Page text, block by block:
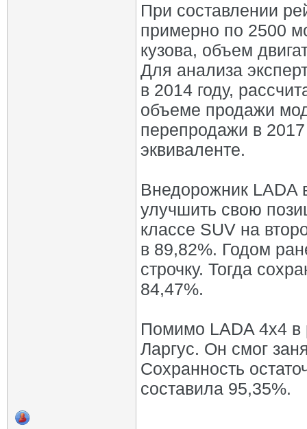
При составлении
примерно по 2500
кузова, объем
Для анализа
в 2014 году,
объеме продажи
перепродажи в
эквиваленте.
Внедорожник LADA
улучшить свою
классе SUV на
в 89,82%. Годом
строчку. Тогда
84,47%.
Помимо LADA 4х4 в
Ларгус. Он смог
Сохранность
составила 95,35%.